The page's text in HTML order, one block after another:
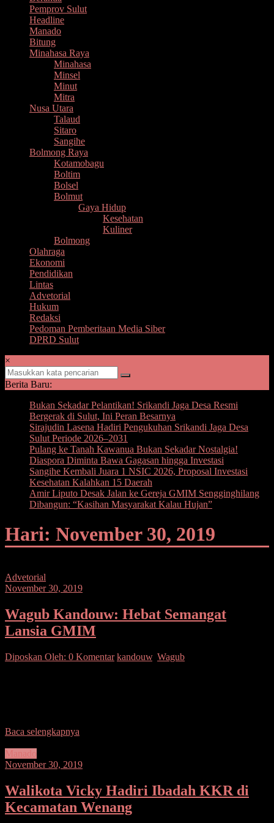
Pemprov Sulut
Headline
Manado
Bitung
Minahasa Raya
Minahasa
Minsel
Minut
Mitra
Nusa Utara
Talaud
Sitaro
Sangihe
Bolmong Raya
Kotamobagu
Boltim
Bolsel
Bolmut
Gaya Hidup
Kesehatan
Kuliner
Bolmong
Olahraga
Ekonomi
Pendidikan
Lintas
Advetorial
Hukum
Redaksi
Pedoman Pemberitaan Media Siber
DPRD Sulut
×
Berita Baru:
Bukan Sekadar Pelantikan! Srikandi Jaga Desa Resmi
Bergerak di Sulut, Ini Peran Besarnya
Sirajudin Lasena Hadiri Pengukuhan Srikandi Jaga Desa
Sulut Periode 2026–2031
Pulang ke Tanah Kawanua Bukan Sekadar Nostalgia!
Diaspora Diminta Bawa Gagasan hingga Investasi
Sangihe Kembali Juara 1 NSIC 2026, Proposal Investasi
Kesehatan Kalahkan 15 Daerah
Amir Liputo Desak Jalan ke Gereja GMIM Sengginghilang
Dibangun: “Kasihan Masyarakat Kalau Hujan”
Hari: November 30, 2019
Advetorial
November 30, 2019
Wagub Kandouw: Hebat Semangat
Lansia GMIM
Diposkan Oleh: 0 Komentar kandouw, Wagub
Baca selengkapnya
Manado
November 30, 2019
Walikota Vicky Hadiri Ibadah KKR di
Kecamatan Wenang